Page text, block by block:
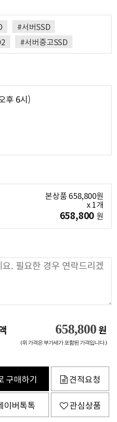
#서버SSD
#서버중고SSD
후 6시)
본상품 658,800원
x 1개
658,800 원
658,800 원
(위 가격은 부가세가 포함된 가격입니다.)
구매하기 견적요청
이버톡톡 관심상품